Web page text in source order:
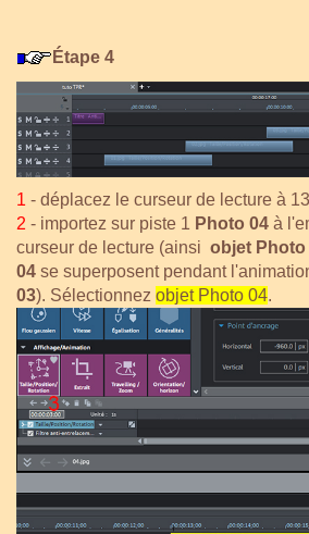
Étape 4
1 - déplacez le curseur de lecture à
2 - importez sur piste 1 Photo 04 à
curseur de lecture (ainsi objet Photo
04 se superposent pendant
03). Sélectionnez objet Photo 04.